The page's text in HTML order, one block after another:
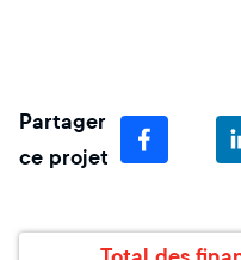
Partager
ce projet